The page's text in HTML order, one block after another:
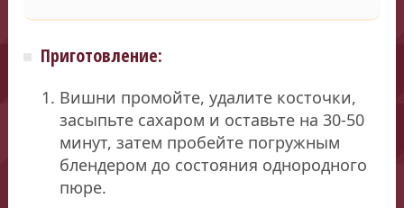
Приготовление:
Вишни промойте, удалите косточки,
засыпьте сахаром и оставьте на 30-50
минут, затем пробейте погружным
блендером до состояния однородного
пюре.